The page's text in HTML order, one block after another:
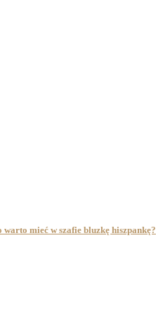
mieć w szafie bluzkę hiszpankę?